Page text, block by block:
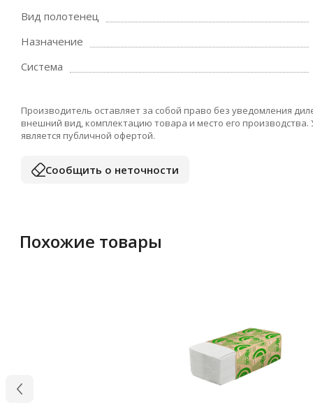
Вид полотенец
Назначение
Система
Производитель оставляет за собой право без уведомления
внешний вид, комплектацию товара и место его
является публичной офертой.
Сообщить о неточности
Похожие товары